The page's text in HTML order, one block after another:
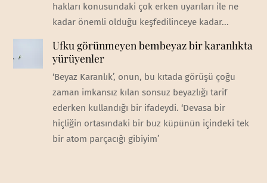
hakları konusundaki çok erken uyarıları ile ne
kadar önemli olduğu keşfedilinceye kadar...
Ufku görünmeyen bembeyaz bir karanlıkta
yürüyenler
‘Beyaz Karanlık’, onun, bu kıtada görüşü çoğu
zaman imkansız kılan sonsuz beyazlığı tarif
ederken kullandığı bir ifadeydi. ‘Devasa bir
hiçliğin ortasındaki bir buz küpünün içindeki tek
bir atom parçacığı gibiyim’